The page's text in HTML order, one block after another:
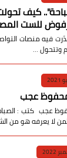
كيف
للست
منصات
وتتحول …
عجب
عجب كتب :
يعرفه هو من